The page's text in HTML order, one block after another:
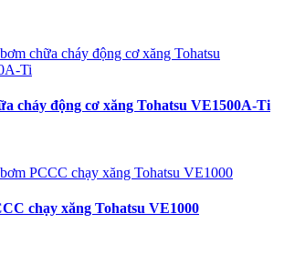
cháy động cơ xăng Tohatsu VE1500A-Ti
chạy xăng Tohatsu VE1000